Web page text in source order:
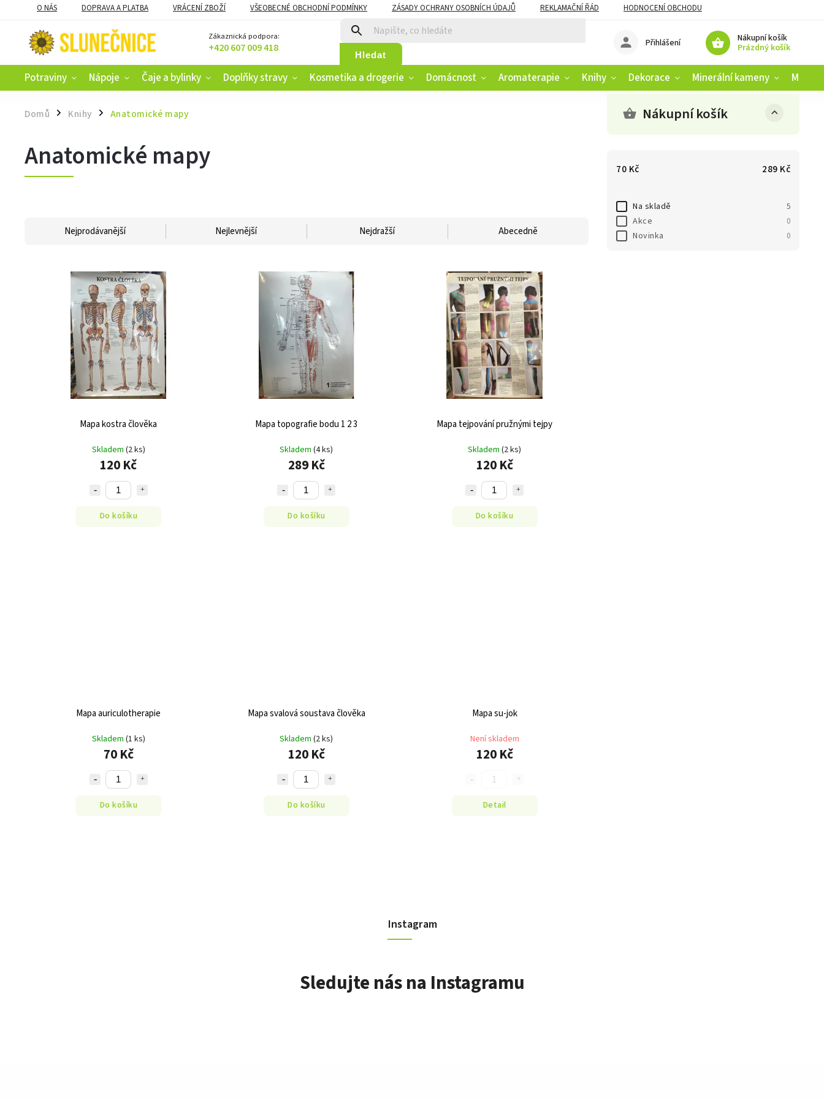
O NÁS DOPRAVA A PLATBA VRÁCENÍ ZBOŽÍ VŠEOBECNÉ OBCHODNÍ PODMÍNKY ZÁSADY OCHRANY OSOBNÍCH ÚDAJŮ REKLAMAČNÍ ŘÁD
HODNOCENÍ OBCHODU
VĚRNOSTNÍ PROGRAM
Zákaznická podpora:
+420 607 009 418 Hledat
Nákupní košík
Prázdný košík
Přihlášení
Potraviny Nápoje Čaje a bylinky Doplňky stravy Kosmetika a drogerie Domácnost Aromaterapie Knihy Dekorace Minerální kameny
Domů / Knihy / Anatomické mapy Nákupní košík
70 Kč 289 Kč
Na skladě 5
Akce 0
Novinka 0
Anatomické mapy
Nejprodávanější Nejlevnější Nejdražší Abecedně
Mapa kostra člověka
Skladem (2 ks)
120 Kč
Do košíku
Mapa topografie bodu 1 2 3
Skladem(4 ks)
289 Kč
Do košíku
Mapa tejpování pružnými tejpy
Skladem(2 ks)
120 Kč
Do košíku
Mapa auriculotherapie
Skladem (1 ks)
70 Kč
Do košíku
Mapa svalová soustava člověka
Skladem(2 ks)
120 Kč
Do košíku
Mapa su-jok
Není skladem
120 Kč
Detail
Instagram
Sledujte nás na Instagramu